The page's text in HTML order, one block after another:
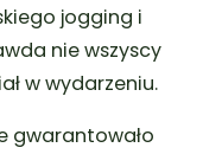
jogging i
nie wszyscy
w wydarzeniu.
gwarantowało